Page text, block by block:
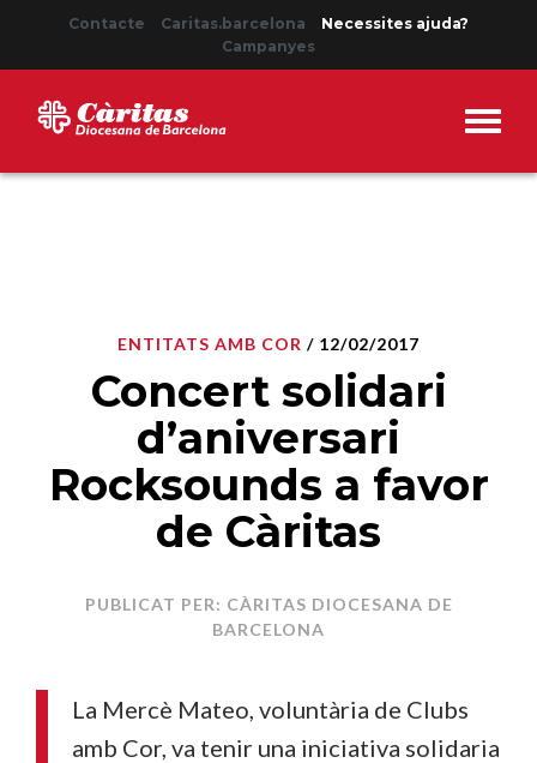
Contacte Caritas.barcelona
Necessites ajuda?
Campanyes
ENTITATS AMB COR / 12/02/2017
Concert solidari
d’aniversari
Rocksounds a favor
de Càritas
PUBLICAT PER: CÀRITAS DIOCESANA DE
BARCELONA
La Mercè Mateo, voluntària de Clubs
amb Cor, va tenir una iniciativa solidaria